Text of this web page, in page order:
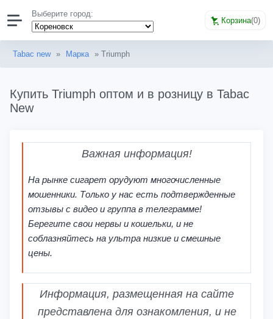
Выберите город:
Корзина(0)
Tabac new » Марка » Triumph
Купить Triumph оптом и в розницу в Tabac
New
Важная информация!
На рынке сигарет орудуют многочисленные
мошенники. Только у нас есть подтвержденные
отзывы с видео и группа в телеграмме!
Берегите свои нервы и кошельки, и не
соблазняйтесь на ультра низкие и смешные
цены.
Информация, размещенная на сайте
представлена для ознакомления, и не